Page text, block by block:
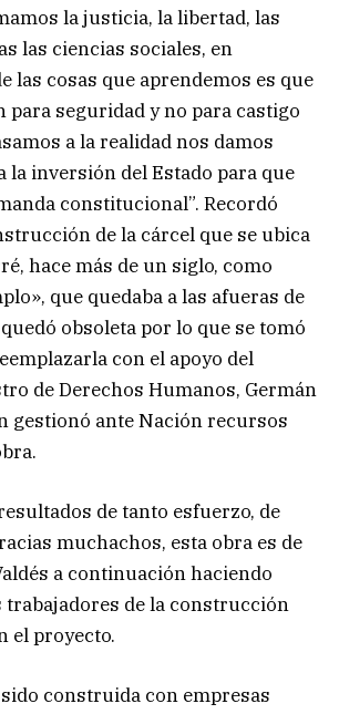
la justicia, la libertad, las
las ciencias sociales, en
las cosas que aprendemos es que
para seguridad y no para castigo
a la realidad nos damos
la inversión del Estado para que
constitucional”. Recordó
de la cárcel que se ubica
hace más de un siglo, como
que quedaba a las afueras de
obsoleta por lo que se tomó
con el apoyo del
de Derechos Humanos, Germán
gestionó ante Nación recursos
obra.
de tanto esfuerzo, de
muchachos, esta obra es de
a continuación haciendo
trabajadores de la construcción
el proyecto.
sido construida con empresas